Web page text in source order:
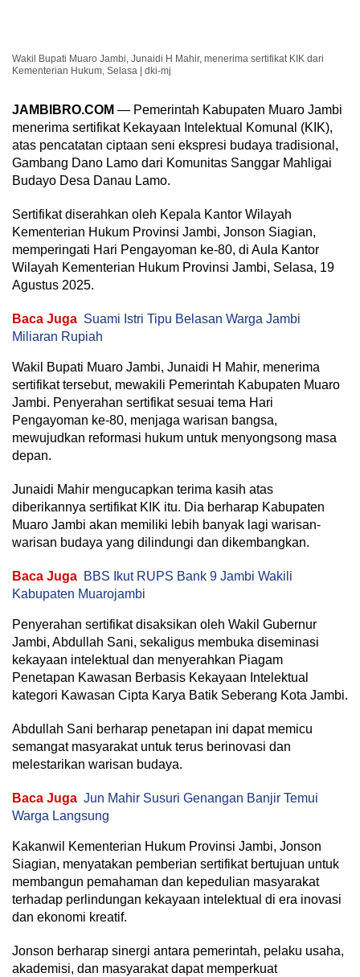
Wakil Bupati Muaro Jambi, Junaidi H Mahir, menerima sertifikat KIK dari
Kementerian Hukum, Selasa | dki-mj
JAMBIBRO.COM — Pemerintah Kabupaten Muaro Jambi
menerima sertifikat Kekayaan Intelektual Komunal (KIK),
atas pencatatan ciptaan seni ekspresi budaya tradisional,
Gambang Dano Lamo dari Komunitas Sanggar Mahligai
Budayo Desa Danau Lamo.
Sertifikat diserahkan oleh Kepala Kantor Wilayah
Kementerian Hukum Provinsi Jambi, Jonson Siagian,
memperingati Hari Pengayoman ke-80, di Aula Kantor
Wilayah Kementerian Hukum Provinsi Jambi, Selasa, 19
Agustus 2025.
Baca Juga Suami Istri Tipu Belasan Warga Jambi
Miliaran Rupiah
Wakil Bupati Muaro Jambi, Junaidi H Mahir, menerima
sertifikat tersebut, mewakili Pemerintah Kabupaten Muaro
Jambi. Penyerahan sertifikat sesuai tema Hari
Pengayoman ke-80, menjaga warisan bangsa,
mewujudkan reformasi hukum untuk menyongsong masa
depan.
Junaidi Mahir mengucapkan terima kasih atas
diberikannya sertifikat KIK itu. Dia berharap Kabupaten
Muaro Jambi akan memiliki lebih banyak lagi warisan-
warisan budaya yang dilindungi dan dikembangkan.
Baca Juga BBS Ikut RUPS Bank 9 Jambi Wakili
Kabupaten Muarojambi
Penyerahan sertifikat disaksikan oleh Wakil Gubernur
Jambi, Abdullah Sani, sekaligus membuka diseminasi
kekayaan intelektual dan menyerahkan Piagam
Penetapan Kawasan Berbasis Kekayaan Intelektual
kategori Kawasan Cipta Karya Batik Seberang Kota Jambi.
Abdullah Sani berharap penetapan ini dapat memicu
semangat masyarakat untuk terus berinovasi dan
melestarikan warisan budaya.
Baca Juga Jun Mahir Susuri Genangan Banjir Temui
Warga Langsung
Kakanwil Kementerian Hukum Provinsi Jambi, Jonson
Siagian, menyatakan pemberian sertifikat bertujuan untuk
membangun pemahaman dan kepedulian masyarakat
terhadap perlindungan kekayaan intelektual di era inovasi
dan ekonomi kreatif.
Jonson berharap sinergi antara pemerintah, pelaku usaha,
akademisi, dan masyarakat dapat memperkuat